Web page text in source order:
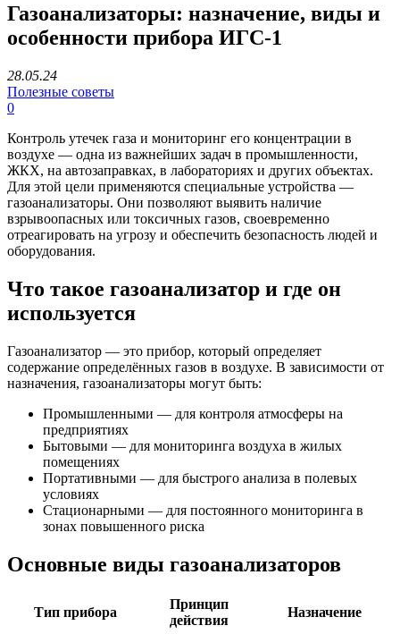
Газоанализаторы: назначение, виды и
особенности прибора ИГС-1
28.05.24
Полезные советы
0
Контроль утечек газа и мониторинг его концентрации в
воздухе — одна из важнейших задач в промышленности,
ЖКХ, на автозаправках, в лабораториях и других объектах.
Для этой цели применяются специальные устройства —
газоанализаторы. Они позволяют выявить наличие
взрывоопасных или токсичных газов, своевременно
отреагировать на угрозу и обеспечить безопасность людей и
оборудования.
Что такое газоанализатор и где он
используется
Газоанализатор — это прибор, который определяет
содержание определённых газов в воздухе. В зависимости от
назначения, газоанализаторы могут быть:
Промышленными — для контроля атмосферы на
предприятиях
Бытовыми — для мониторинга воздуха в жилых
помещениях
Портативными — для быстрого анализа в полевых
условиях
Стационарными — для постоянного мониторинга в
зонах повышенного риска
Основные виды газоанализаторов
Тип прибора
Принцип
действия
Назначение